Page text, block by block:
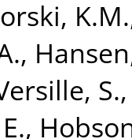
K.M.
,
S.
,